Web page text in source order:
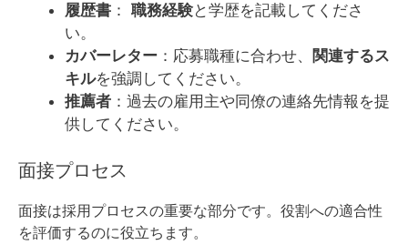
履歴書 ： 職務経験と学歴を記載してくださ
い。
カバーレター ：応募職種に合わせ、 関連するス
キルを強調してください。
推薦者 ：過去の雇用主や同僚の連絡先情報を提
供してください。
面接プロセス
面接は採用プロセスの重要な部分です。役割への適合性
を評価するのに役立ちます。